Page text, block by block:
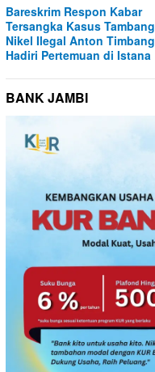
Bareskrim Respon Kabar
Tersangka Kasus Tambang
Nikel Ilegal Anton Timbang
Hadiri Pertemuan di Istana
BANK JAMBI